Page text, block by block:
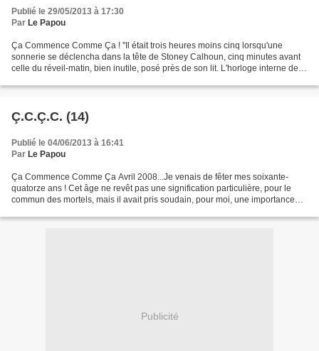
Publié le 29/05/2013 à 17:30
Par Le Papou
Ça Commence Comme Ça ! ''Il était trois heures moins cinq lorsqu'une
sonnerie se déclencha dans la tête de Stoney Calhoun, cinq minutes avant
celle du réveil-matin, bien inutile, posé près de son lit. L'horloge interne de
Ç.C.Ç.C. (14)
Publié le 04/06/2013 à 16:41
Par Le Papou
Ça Commence Comme Ça Avril 2008...Je venais de fêter mes soixante-
quatorze ans ! Cet âge ne revêt pas une signification particulière, pour le
commun des mortels, mais il avait pris soudain, pour moi, une importance
Publicité